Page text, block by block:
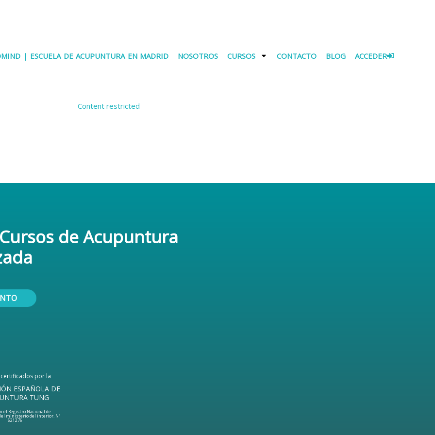
| ESCUELA DE ACUPUNTURA EN MADRID NOSOTROS CURSOS CONTACTO BLOG ACCEDER
Content restricted
de Acupuntura
por la
ESPAÑOLA DE
TUNG
el Registro Nacional de
ministerio del interior. Nº
621276